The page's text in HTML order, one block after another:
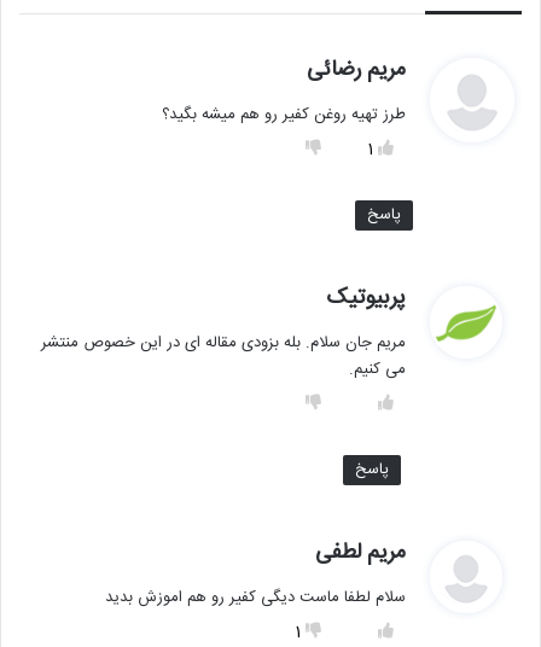
مریم رضائی
ت
:
طرز تهیه روغن کفیر رو هم میشه بگید؟
1
پاسخ
پربیوتیک
ت
مریم جان سلام. بله بزودی مقاله ای در این خصوص منتشر
می کنیم.
پاسخ
مریم لطفی
ت
:
سلام لطفا ماست دیگی کفیر رو هم اموزش بدید
1